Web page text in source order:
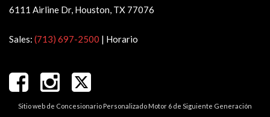
6111 Airline Dr, Houston, TX 77076
Sales: (713) 697-2500 | Horario
Sitio web de Concesionario Personalizado Motor 6 de Siguiente Generación